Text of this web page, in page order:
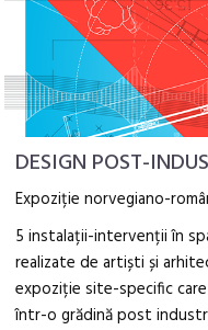
DESIGN POST-
Expoziție norvegiano-
5 instalații-intervenții în
realizate de artiști și
expoziție site-specific
într-o grădină post